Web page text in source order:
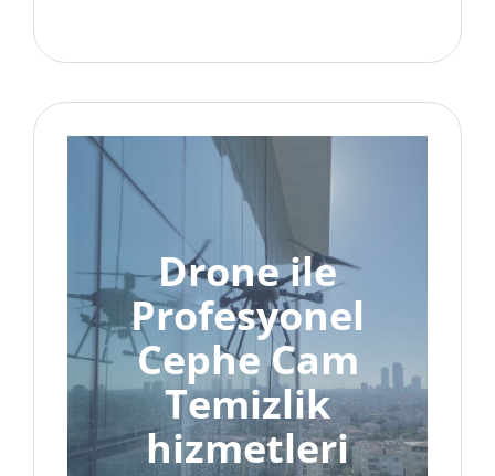
Drone ile
Profesyonel
Cephe Cam
Temizlik
hizmetleri